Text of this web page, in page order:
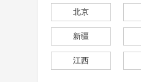
北京
新疆
江西